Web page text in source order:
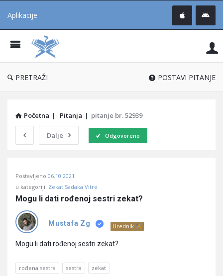
Aplikacije
®
PRETRAŽI POSTAVI PITANJE
Početna | Pitanja | pitanje br. 52939
Dalje Odgovoreno
Učene
Latest
Pitanja
Postavljeno 06.10.2021
u kategoriji: Zekat Sadaka Vitre
Mogu li dati rođenoj sestri zekat?
Mustafa Zg Urednik
Mogu li dati rođenoj sestri zekat?
rođena sestra sestra zekat